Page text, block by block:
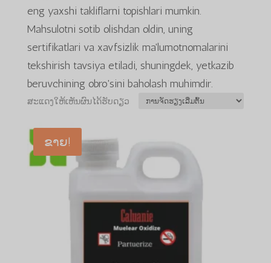
eng yaxshi takliflarni topishlari mumkin.
Mahsulotni sotib olishdan oldin, uning
sertifikatlari va xavfsizlik ma'lumotnomalarini
tekshirish tavsiya etiladi, shuningdek, yetkazib
beruvchining obro'sini baholash muhimdir.
ສະແດງໃຫ້ເຫັນຜົນໄດ້ຮັບດຽວ
ຂາຍ!